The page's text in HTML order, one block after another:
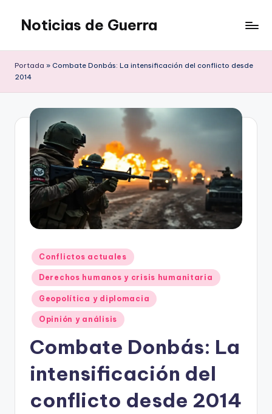
Saltar
contenido
Noticias de Guerra
Portada » Combate Donbás: La intensificación del conflicto desde
2014
Publicado
en
Conflictos actuales
Derechos humanos y crisis humanitaria
Geopolítica y diplomacia
Opinión y análisis
Combate Donbás: La
intensificación del
conflicto desde 2014